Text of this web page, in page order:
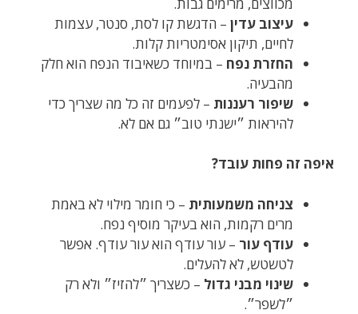
עיצוב עדין – הדגשת קו לסת, סנטר, עצמות
לחיים, תיקון אסימטריות קלות.
החזרת נפח – במיוחד כשאיבוד הנפח הוא חלק
מהבעיה.
שיפור רעננות – לפעמים זה כל מה שצריך כדי
להיראות ״ישנתי טוב״ גם אם לא.
איפה זה פחות עובד?
צניחה משמעותית – כי חומר מילוי לא באמת
מרים רקמות, הוא בעיקר מוסיף נפח.
עודף עור – עור עודף הוא עור עודף. אפשר
לטשטש, לא להעלים.
שינוי מבני גדול – כשצריך ״להזיז״ ולא רק
״לשפר״.